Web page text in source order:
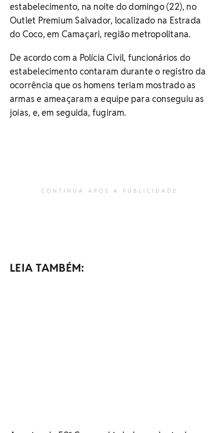
estabelecimento, na noite do domingo (22), no
Outlet Premium Salvador, localizado na Estrada
do Coco, em Camaçari, região metropolitana.
De acordo com a Polícia Civil, funcionários do
estabelecimento contaram durante o registro da
ocorrência que os homens teriam mostrado as
armas e ameaçaram a equipe para conseguiu as
joias, e, em seguida, fugiram.
CONTINUA APÓS A PUBLICIDADE
LEIA TAMBÉM: